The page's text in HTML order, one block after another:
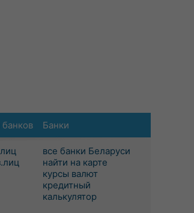
Банки
все банки Беларуси
найти на карте
курсы валют
кредитный
калькулятор